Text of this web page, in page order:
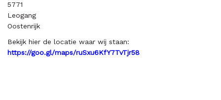
5771
Leogang
Oostenrijk
Bekijk hier de locatie waar wij staan:
https://goo.gl/maps/ruSxu6KfY7TvTjr58